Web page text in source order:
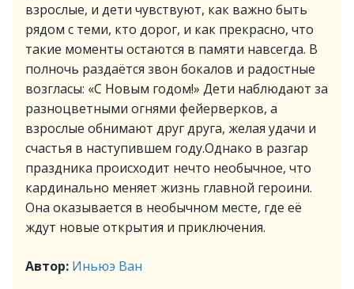
взрослые, и дети чувствуют, как важно быть
рядом с теми, кто дорог, и как прекрасно, что
такие моменты остаются в памяти навсегда. В
полночь раздаётся звон бокалов и радостные
возгласы: «С Новым годом!» Дети наблюдают за
разноцветными огнями фейерверков, а
взрослые обнимают друг друга, желая удачи и
счастья в наступившем году.Однако в разгар
праздника происходит нечто необычное, что
кардинально меняет жизнь главной героини.
Она оказывается в необычном месте, где её
ждут новые открытия и приключения.
Автор: Иньюэ Ван